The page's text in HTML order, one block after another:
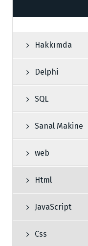
Hakkımda
Delphi
SQL
Sanal Makine
web
Html
JavaScript
Css